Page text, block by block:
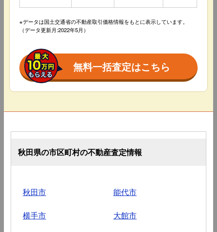
※データは国土交通省の不動産取引価格情報をもとに表示しています。
（データ更新月:2022年5月）
無料一括査定はこちら
秋田県の市区町村の不動産査定情報
秋田市 能代市
横手市 大館市